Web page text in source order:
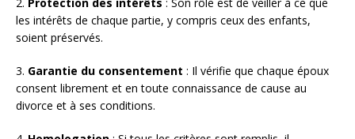
les intérêts de chaque partie, y compris ceux des enfants,
soient préservés.
3. Garantie du consentement : Il vérifie que chaque époux
consent librement et en toute connaissance de cause au
divorce et à ses conditions.